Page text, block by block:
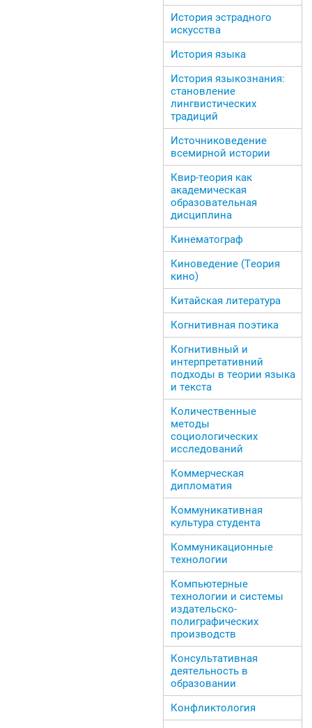
История эстрадного
искусства
История языка
История языкознания:
становление
лингвистических
традиций
Источниковедение
всемирной истории
Квир-теория как
академическая
образовательная
дисциплина
Кинематограф
Киноведение (Теория
кино)
Китайская литература
Когнитивная поэтика
Когнитивный и
интерпретативний
подходы в теории языка
и текста
Количественные
методы
социологических
исследований
Коммерческая
дипломатия
Коммуникативная
культура студента
Коммуникационные
технологии
Компьютерные
технологии и системы
издательско-
полиграфических
производств
Консультативная
деятельность в
образовании
Конфликтология